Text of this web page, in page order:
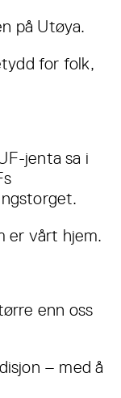
på Utøya.
for folk,
jenta sa i
er vårt hjem.
enn oss
– med å